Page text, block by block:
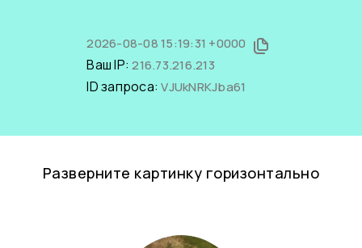
2026-08-08 15:19:31 +0000
Ваш IP:216.73.216.213
ID запроса:VJUkNRKJba61
Разверните картинку горизонтально